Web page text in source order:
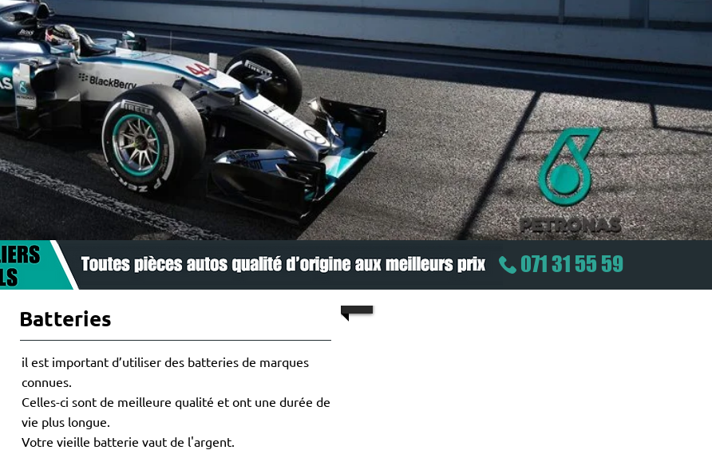
071 31 55 59
Batteries
il est important d’utiliser des batteries de marques
connues.
Celles-ci sont de meilleure qualité et ont une durée de
vie plus longue.
Votre vieille batterie vaut de l'argent.